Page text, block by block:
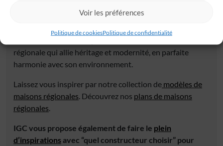
Voir les préférences
Politique de cookiesPolitique de confidentialité
respectent les traditions tout en intégrant des éléments
régionale qui allie héritage et modernité, en parfaite
harmonie avec son environnement.
Laissez vous inspirer par notre collection de modèles de
maisons régionales . Découvrez nos plans de maisons
régionales
IGC vous propose également de faire le plein
d’inspirations avec “quel constructeur choisir” pour